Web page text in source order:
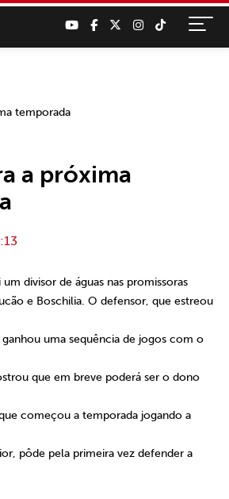
a próxima
divisor de águas nas promissoras
e Boschilia. O defensor, que estreou
uma sequência de jogos com o
que em breve poderá ser o dono
começou a temporada jogando a
pôde pela primeira vez defender a